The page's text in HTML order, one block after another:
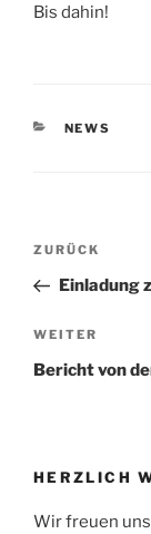
Bis dahin!
NEWS
Vorheriger
Beitrag
ZURÜCK
Einladung
Nächster
Beitrag
WEITER
Bericht von
HERZLICH
Wir freuen